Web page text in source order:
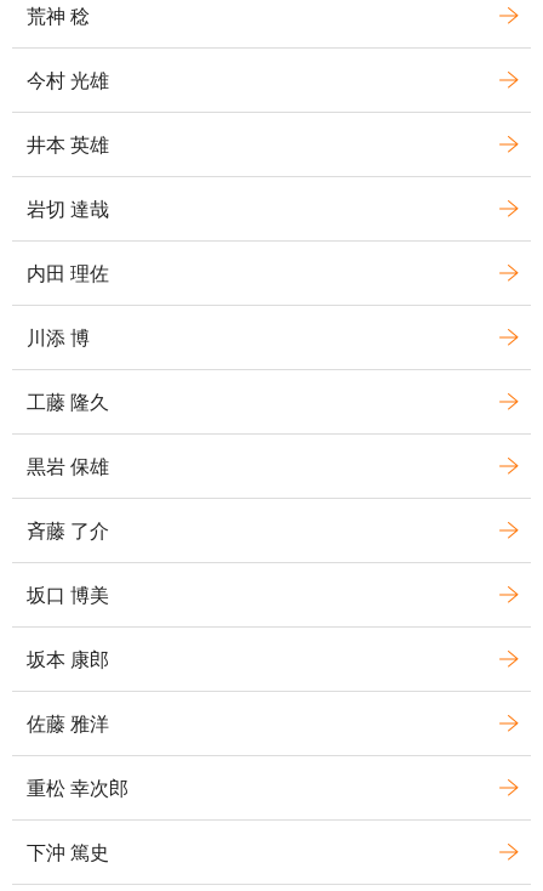
荒神 稔
今村 光雄
井本 英雄
岩切 達哉
内田 理佐
川添 博
工藤 隆久
黒岩 保雄
斉藤 了介
坂口 博美
坂本 康郎
佐藤 雅洋
重松 幸次郎
下沖 篤史